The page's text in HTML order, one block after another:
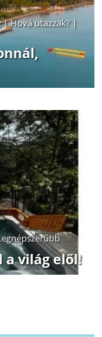
|Hová utazzak? |
a világ elől!